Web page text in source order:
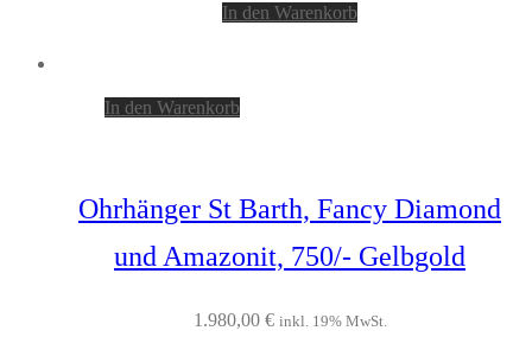
In den Warenkorb
In den Warenkorb
Ohrhänger St Barth, Fancy Diamond
und Amazonit, 750/- Gelbgold
1.980,00 € inkl. 19% MwSt.